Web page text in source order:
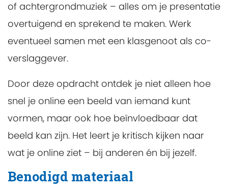
of achtergrondmuziek – alles om je presentatie
overtuigend en sprekend te maken. Werk
eventueel samen met een klasgenoot als co-
verslaggever.
Door deze opdracht ontdek je niet alleen hoe
snel je online een beeld van iemand kunt
vormen, maar ook hoe beïnvloedbaar dat
beeld kan zijn. Het leert je kritisch kijken naar
wat je online ziet – bij anderen én bij jezelf.
Benodigd materiaal